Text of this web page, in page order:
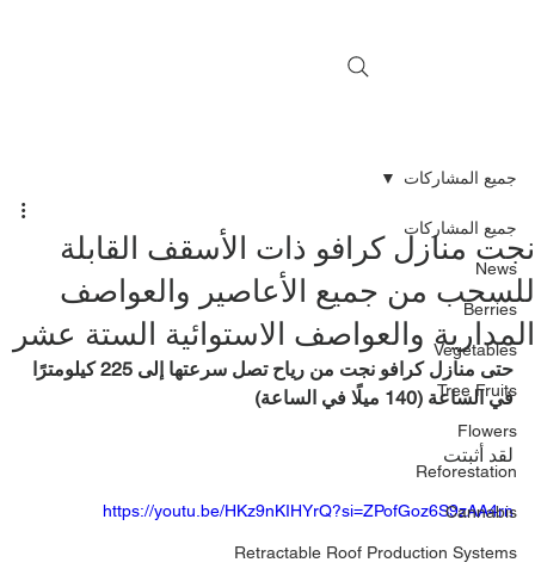
جميع المشاركات
News
Berries
Vegetables
Tree Fruits
Flowers
Reforestation
Cannabis
Retractable Roof Production Systems
جميع المشاركات
نجت منازل كرافو ذات الأسقف القابلة
للسحب من جميع الأعاصير والعواصف
المدارية والعواصف الاستوائية الستة عشر
حتى منازل كرافو نجت من رياح تصل سرعتها إلى 225 كيلومترًا
في الساعة (140 ميلًا في الساعة)
لقد أثبتت
https://youtu.be/HKz9nKIHYrQ?si=ZPofGoz6S9zAA4rn